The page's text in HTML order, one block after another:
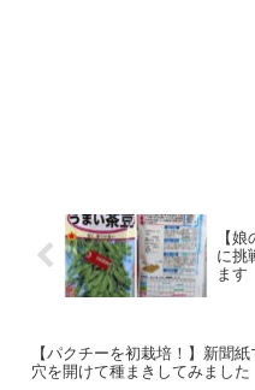
【
に挑
ます
【パクチーを初栽培！】新聞紙
穴を開けて種まきしてみました